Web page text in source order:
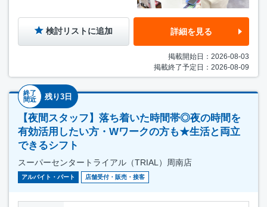
検討リストに追加 詳細を見る
掲載開始日：2026-08-03
掲載終了予定日：2026-08-09
終了
間近
残り3日
【夜間スタッフ】落ち着いた時間帯◎夜の時間を
有効活用したい方・Wワークの方も★生活と両立
できるシフト
スーパーセンタートライアル（TRIAL）周南店
アルバイト・パート 店舗受付・販売・接客